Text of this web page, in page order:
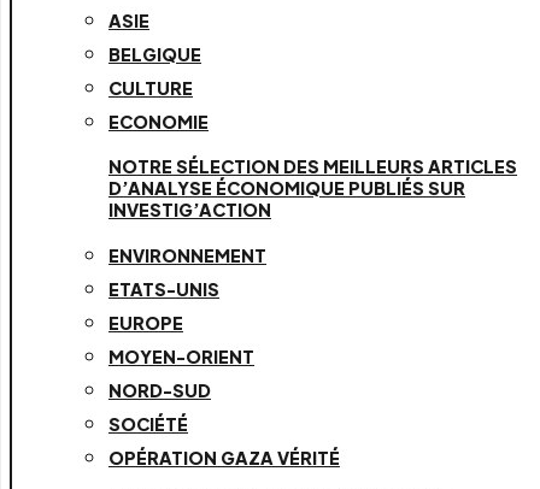
ASIE
BELGIQUE
CULTURE
ECONOMIE
NOTRE SÉLECTION DES MEILLEURS ARTICLES
D’ANALYSE ÉCONOMIQUE PUBLIÉS SUR
INVESTIG’ACTION
ENVIRONNEMENT
ETATS-UNIS
EUROPE
MOYEN-ORIENT
NORD-SUD
SOCIÉTÉ
OPÉRATION GAZA VÉRITÉ